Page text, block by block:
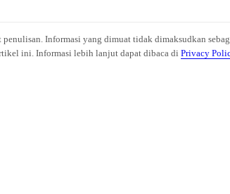
Informasi yang dimuat tidak dimaksudkan
ini. Informasi lebih lanjut dapat dibaca di Privacy